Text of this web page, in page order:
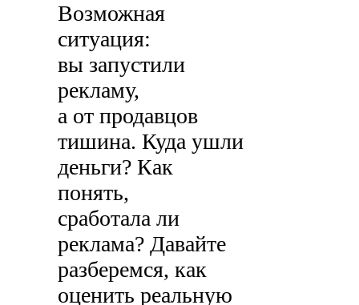
Возможная
ситуация:
вы запустили
рекламу,
а от продавцов
тишина. Куда ушли
деньги? Как
понять,
сработала ли
реклама? Давайте
разберемся, как
оценить реальную